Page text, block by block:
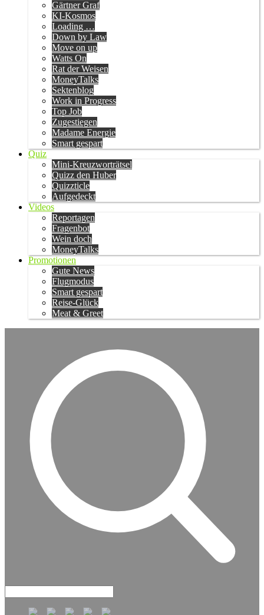
Gärtner Graf
KI-Kosmos
Loading …
Down by Law
Move on up
Watts On
Rat der Weisen
MoneyTalks
Sektenblog
Work in Progress
Top Job
Zugestiegen
Madame Energie
Smart gespart
Quiz
Mini-Kreuzworträtsel
Quizz den Huber
Quizzticle
Aufgedeckt
Videos
Reportagen
Fragenbot
Wein doch
MoneyTalks
Promotionen
Gute News
Flugmodus
Smart gespart
Reise-Glück
Meat & Greet